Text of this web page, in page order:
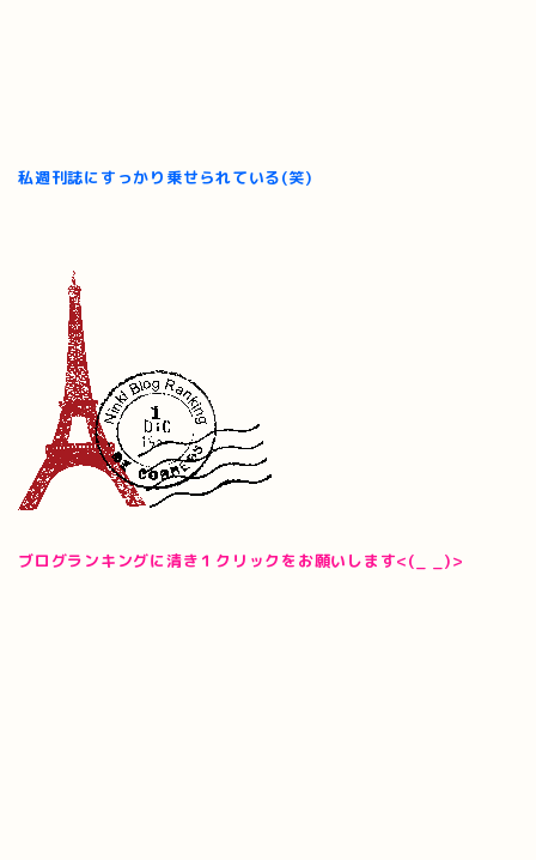
私週刊誌にすっかり乗せられている(笑)
ブログランキングに清き１クリックをお願いします<(_ _)>